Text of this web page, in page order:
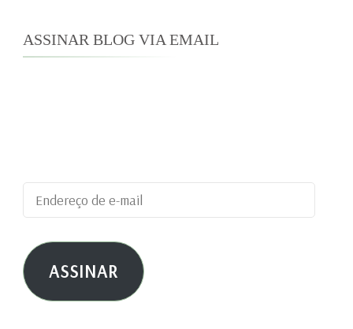
ASSINAR BLOG VIA EMAIL
Endereço
de
e-
mail ASSINAR